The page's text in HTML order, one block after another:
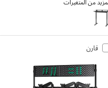
من المتغيرات
قارن